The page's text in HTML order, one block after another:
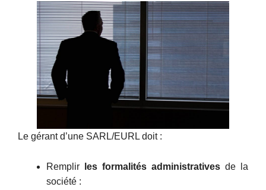
Le gérant d’une SARL/EURL doit :
Remplir les formalités administratives de la
société :